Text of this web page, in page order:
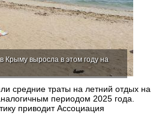
Крыму выросла в этом году на
средние траты на летний отдых на
периодом 2025 года.
приводит Ассоциация